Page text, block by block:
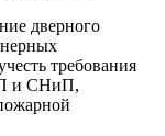
дверного
требования
и СНиП,